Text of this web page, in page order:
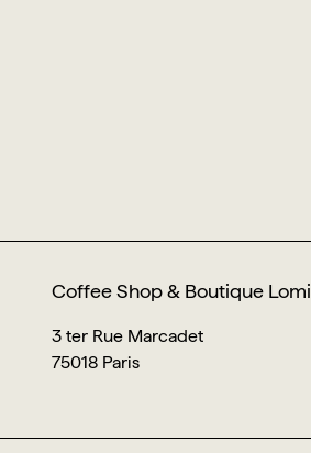
Coffee Shop & Boutique Lomi
3 ter Rue Marcadet
75018 Paris